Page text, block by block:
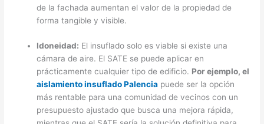
de la fachada aumentan el valor de la propiedad de
forma tangible y visible.
Idoneidad: El insuflado solo es viable si existe una
cámara de aire. El SATE se puede aplicar en
prácticamente cualquier tipo de edificio. Por ejemplo, el
aislamiento insuflado Palencia puede ser la opción
más rentable para una comunidad de vecinos con un
presupuesto ajustado que busca una mejora rápida,